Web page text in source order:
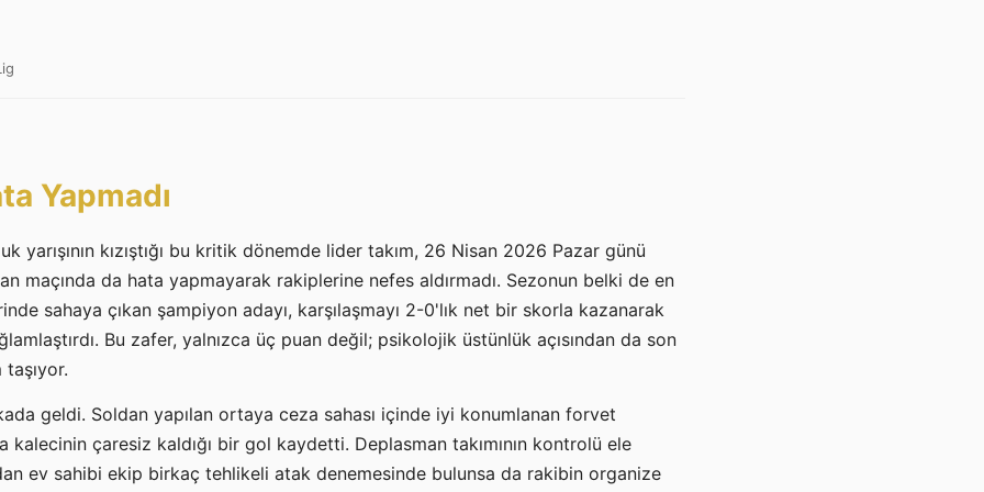
Yapmadı
yarışının kızıştığı bu kritik dönemde lider takım, 26 Nisan 2026 Pazar günü
maçında da hata yapmayarak rakiplerine nefes aldırmadı. Sezonun belki de en
sahaya çıkan şampiyon adayı, karşılaşmayı 2-0'lık net bir skorla kazanarak
Bu zafer, yalnızca üç puan değil; psikolojik üstünlük açısından da son
geldi. Soldan yapılan ortaya ceza sahası içinde iyi konumlanan forvet
kalecinin çaresiz kaldığı bir gol kaydetti. Deplasman takımının kontrolü ele
ev sahibi ekip birkaç tehlikeli atak denemesinde bulunsa da rakibin organize